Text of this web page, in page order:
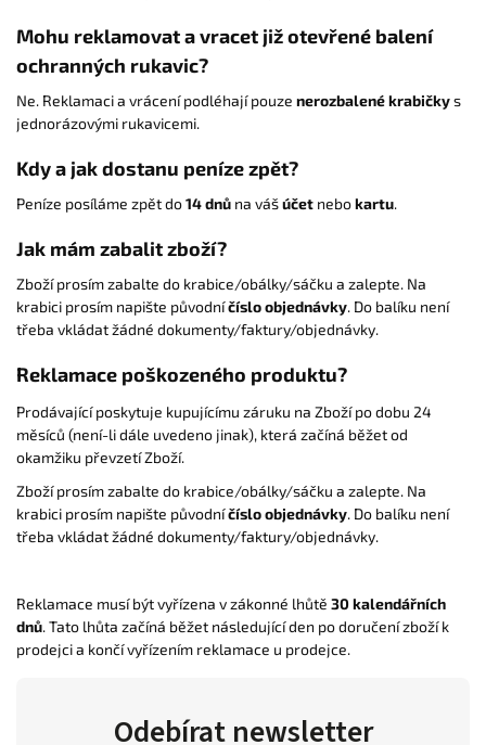
Mohu reklamovat a vracet již otevřené balení
ochranných rukavic?
Ne. Reklamaci a vrácení podléhají pouze nerozbalenékrabičkys
jednorázovými rukavicemi.
Kdy a jak dostanu peníze zpět?
Peníze posíláme zpět do14 dnů na vášúčet nebokartu.
Jak mám zabalit zboží?
Zboží prosím zabalte do krabice/obálky/sáčku a zalepte. Na
krabici prosím napište původníčíslo objednávky. Do balíku není
třeba vkládat žádné dokumenty/faktury/objednávky.
Reklamace poškozeného produktu?
Prodávající poskytuje kupujícímu záruku na Zboží po dobu 24
měsíců (není-li dále uvedeno jinak), která začíná běžet od
okamžiku převzetí Zboží.
Zboží prosím zabalte do krabice/obálky/sáčku a zalepte. Na
krabici prosím napište původníčíslo objednávky. Do balíku není
třeba vkládat žádné dokumenty/faktury/objednávky.
Reklamace musí být vyřízena v zákonné lhůtě 30 kalendářních
dnů. Tato lhůta začíná běžet následující den po doručení zboží k
prodejci a končí vyřízením reklamace u prodejce.
Odebírat newsletter